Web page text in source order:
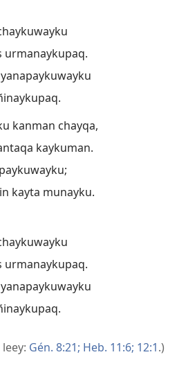
urmanaykupaq.
kanman chayqa,
kaykuman.
kayta munayku.
urmanaykupaq.
Gén. 8:21; Heb. 11:6; 12:1.)